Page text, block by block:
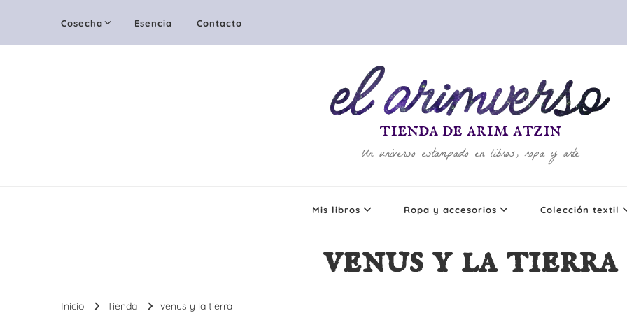
Cosecha Esencia Contacto
tienda de arim atzin
Un universo estampado en libros, ropa y arte
Mis libros Ropa y accesorios Colección textil
venus y la tierra
Inicio Tienda venus y la tierra